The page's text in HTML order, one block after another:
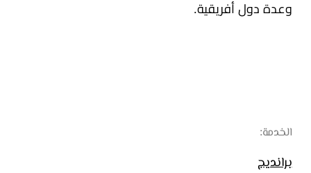
وعدة دول أفريقية.
الخدمة:
برانديج